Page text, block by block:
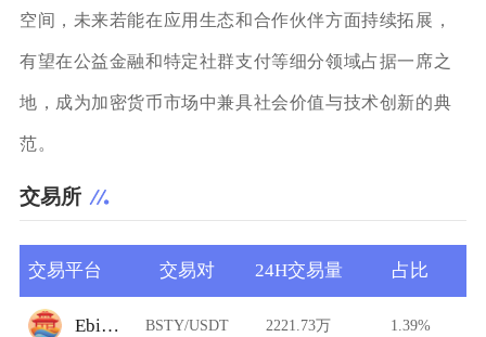
空间，未来若能在应用生态和合作伙伴方面持续拓展，
有望在公益金融和特定社群支付等细分领域占据一席之
地，成为加密货币市场中兼具社会价值与技术创新的典
范。
交易所
交易平台 交易对 24H交易量 占比
Ebisu's Bay BSTY/USDT 2221.73万 1.39%